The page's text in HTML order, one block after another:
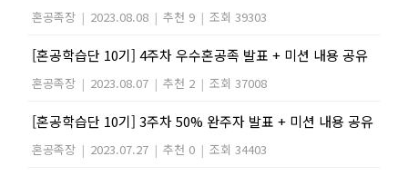
혼공족장 | 2023.08.08 | 추천 9 | 조회 39303
[혼공학습단 10기] 4주차 우수혼공족 발표 + 미션 내용 공유
혼공족장 | 2023.08.07 | 추천 2 | 조회 37008
[혼공학습단 10기] 3주차 50% 완주자 발표 + 미션 내용 공유
혼공족장 | 2023.07.27 | 추천 0 | 조회 34403